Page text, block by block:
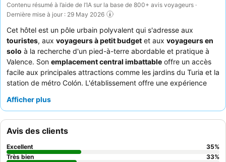
Contenu résumé à l’aide de l’IA sur la base de 800+ avis voyageurs ·
Dernière mise à jour : 29 May 2026
Cet hôtel est un pôle urbain polyvalent qui s'adresse aux
touristes, aux voyageurs à petit budget et aux voyageurs en
solo à la recherche d'un pied-à-terre abordable et pratique à
Valence. Son emplacement central imbattable offre un accès
facile aux principales attractions comme les jardins du Turia et la
station de métro Colón. L'établissement offre une expérience
24h/24et à une connexion Wi-Fi toujours performante. Les
amicale et serviable
réputé situé en bas
demander une chambre donnant sur l'arrière pour minimiser les
nuisances sonores.
Afficher plus
Avis des clients
Excellent 35%
Très bien
33%